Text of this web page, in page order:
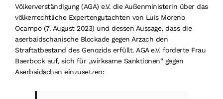
Völkerverständigung (AGA) e.V. die Außenministerin über das
völkerrechtliche Expertengutachten von Luis Moreno
Ocampo (7. August 2023) und dessen Aussage, dass die
aserbaidschanische Blockade gegen Arzach den
Straftatbestand des Genozids erfüllt. AGA e.V. forderte Frau
Baerbock auf, sich für „wirksame Sanktionen“ gegen
Aserbaidschan einzusetzen: